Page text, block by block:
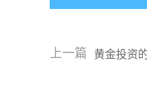
上一篇 黄金投资